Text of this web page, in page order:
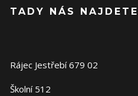
TADY NÁS NAJDETE
Rájec Jestřebí 679 02
Školní 512